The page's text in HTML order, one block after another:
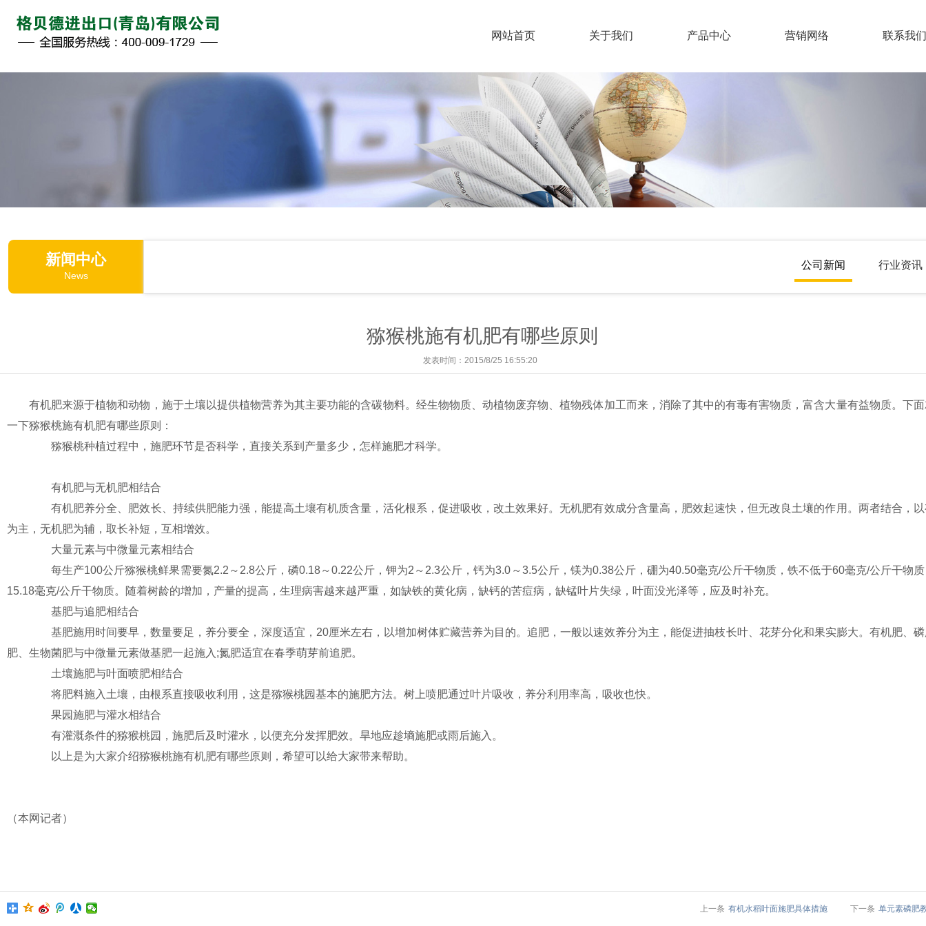
网站首页 关于我们
企业概况
组织机构
企业文化
产品中心
有机肥
营销网络 联系我们
新闻中心
News
公司新闻 行业资讯
猕猴桃施有机肥有哪些原则
发表时间：2015/8/25 16:55:20
有机肥来源于植物和动物，施于土壤以提供植物营养为其主要功能的含碳物料。经生物物质、动植物废弃物、植物残体加工而来，消除了其中的有毒有害物质，富含大量有益物质。下
一下猕猴桃施有机肥有哪些原则：
猕猴桃种植过程中，施肥环节是否科学，直接关系到产量多少，怎样施肥才科学。
有机肥与无机肥相结合
有机肥养分全、肥效长、持续供肥能力强，能提高土壤有机质含量，活化根系，促进吸收，改土效果好。无机肥有效成分含量高，肥效起速快，但无改良土壤的作用。两者结合，
为主，无机肥为辅，取长补短，互相增效。
大量元素与中微量元素相结合
每生产100公斤猕猴桃鲜果需要氮2.2～2.8公斤，磷0.18～0.22公斤，钾为2～2.3公斤，钙为3.0～3.5公斤，镁为0.38公斤，硼为40.50毫克/公斤干物质，铁不低于60毫克/公斤干物
15.18毫克/公斤干物质。随着树龄的增加，产量的提高，生理病害越来越严重，如缺铁的黄化病，缺钙的苦痘病，缺锰叶片失绿，叶面没光泽等，应及时补充。
基肥与追肥相结合
基肥施用时间要早，数量要足，养分要全，深度适宜，20厘米左右，以增加树体贮藏营养为目的。追肥，一般以速效养分为主，能促进抽枝长叶、花芽分化和果实膨大。有机肥、
肥、生物菌肥与中微量元素做基肥一起施入;氮肥适宜在春季萌芽前追肥。
土壤施肥与叶面喷肥相结合
将肥料施入土壤，由根系直接吸收利用，这是猕猴桃园基本的施肥方法。树上喷肥通过叶片吸收，养分利用率高，吸收也快。
果园施肥与灌水相结合
有灌溉条件的猕猴桃园，施肥后及时灌水，以便充分发挥肥效。旱地应趁墒施肥或雨后施入。
以上是为大家介绍猕猴桃施有机肥有哪些原则，希望可以给大家带来帮助。
（本网记者）
上一条 有机水稻叶面施肥具体措施 下一条 单元素磷肥